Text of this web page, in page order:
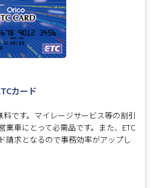
カード
料です。マイレージサービス等の割引
業車にとって必需品です。また、ETC
請求となるので事務効率がアップし